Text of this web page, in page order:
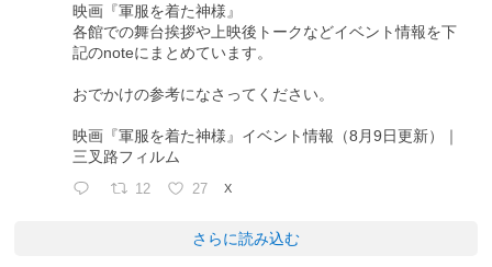
映画『軍服を着た神様』
各館での舞台挨拶や上映後トークなどイベント情報を下
記のnoteにまとめています。
おでかけの参考になさってください。
映画『軍服を着た神様』イベント情報（8月9日更新）｜
三叉路フィルム
12 27 X
さらに読み込む